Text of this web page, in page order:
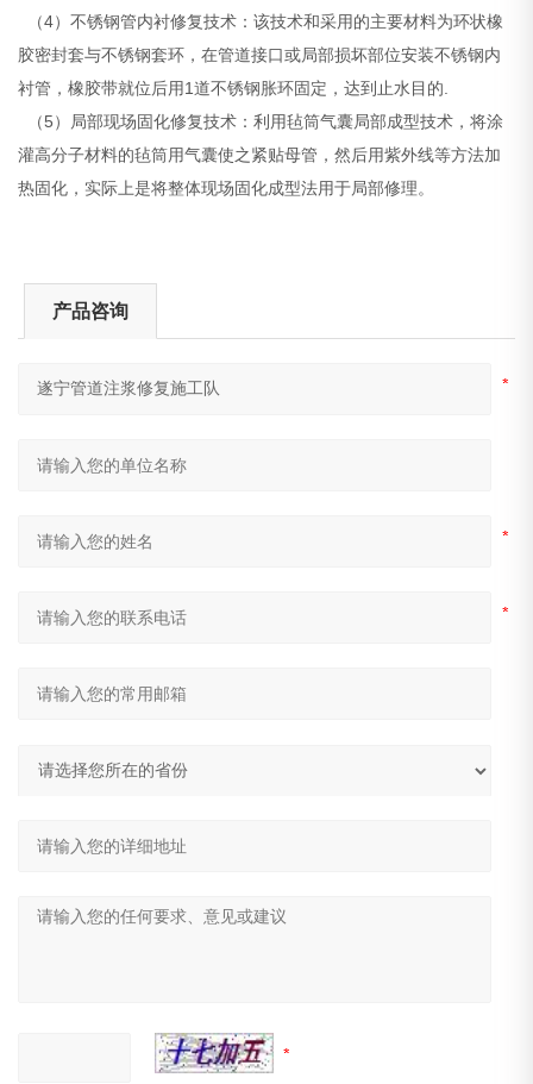
（4）不锈钢管内衬修复技术：该技术和采用的主要材料为环状橡
胶密封套与不锈钢套环，在管道接口或局部损坏部位安装不锈钢内
衬管，橡胶带就位后用1道不锈钢胀环固定，达到止水目的.
（5）局部现场固化修复技术：利用毡筒气囊局部成型技术，将涂
灌高分子材料的毡筒用气囊使之紧贴母管，然后用紫外线等方法加
热固化，实际上是将整体现场固化成型法用于局部修理。
产品咨询